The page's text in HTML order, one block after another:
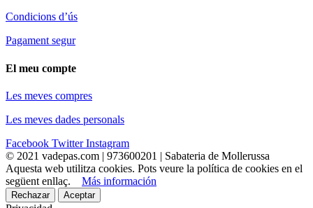
Condicions d’ús
Pagament segur
El meu compte
Les meves compres
Les meves dades personals
Facebook Twitter Instagram
© 2021 vadepas.com | 973600201 | Sabateria de Mollerussa
Aquesta web utilitza cookies. Pots veure la política de cookies en el
següent enllaç. Más información
Rechazar Aceptar